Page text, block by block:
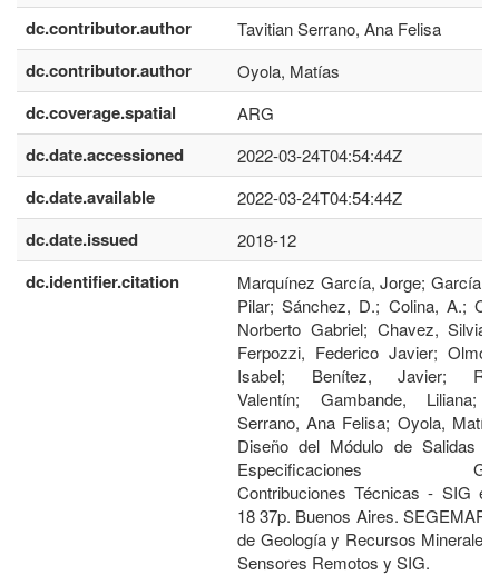
dc.contributor.author Tavitian Serrano, Ana Felisa
dc.contributor.author Oyola, Matías
dc.coverage.spatial ARG
dc.date.accessioned 2022-03-24T04:54:44Z
dc.date.available 2022-03-24T04:54:44Z
dc.date.issued 2018-12
dc.identifier.citation
Marquínez García, Jorge; García
Pilar; Sánchez, D.; Colina, A.;
Norberto Gabriel; Chavez, Silvia
Ferpozzi, Federico Javier;
Isabel; Benítez, Javier;
Valentín; Gambande, Liliana;
Serrano, Ana Felisa; Oyola,
Diseño del Módulo de Salidas
Especificaciones
Contribuciones Técnicas - SIG e
18 37p. Buenos Aires. SEGEMAR.
de Geología y Recursos
Sensores Remotos y SIG.